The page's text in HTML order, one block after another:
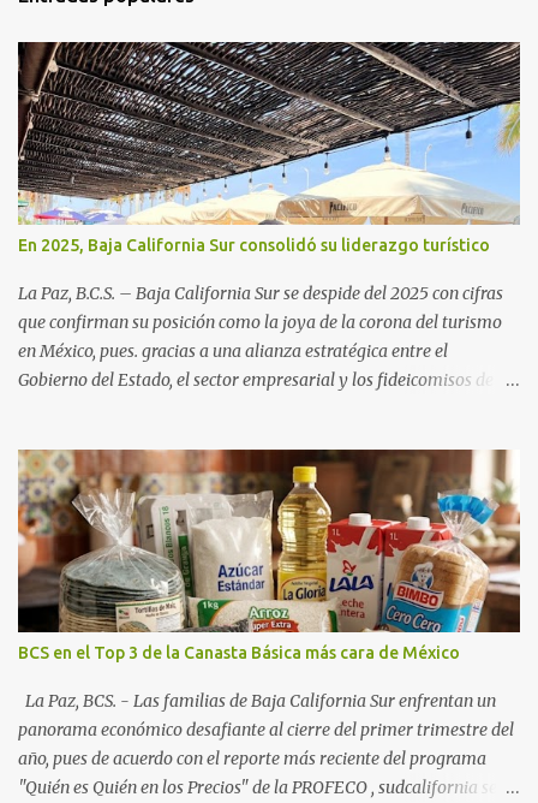
En 2025, Baja California Sur consolidó su liderazgo turístico
La Paz, B.C.S. – Baja California Sur se despide del 2025 con cifras
que confirman su posición como la joya de la corona del turismo
en México, pues. gracias a una alianza estratégica entre el
Gobierno del Estado, el sector empresarial y los fideicomisos de
una derrama económica sin precedentes. Las proyecciones para
este periodo vacacional son optimistas, con un promedio estatal
que supera el 70% . Sin embargo, la sorpresa del año la ha dado el
norte del estado. Comondú encabeza las expectativas con un
impresionante 89% de ocupación, impulsado por el interés
creciente en el turismo de naturaleza. Le siguen destinos
consolidados y emergentes: Los Cabos: 72% promedio (esperando
picos del 79% en Año Nuevo). La Paz: 66%. Loreto: 58%. Mulegé:
54%. "Estamos viendo un fenómeno de diversificación. Ya no solo
vienen por el lujo de Los Cabos, sino por la aut...
BCS en el Top 3 de la Canasta Básica más cara de México
La Paz, BCS. - Las familias de Baja California Sur enfrentan un
panorama económico desafiante al cierre del primer trimestre del
año, pues de acuerdo con el reporte más reciente del programa
"Quién es Quién en los Precios" de la PROFECO , sudcalifornia se